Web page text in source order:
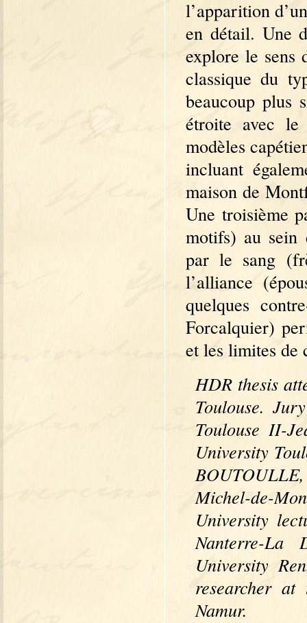
l’apparition
en détail. Une
explore le sens
classique du
beaucoup plus
étroite avec
modèles
incluant
maison de
Une troisième
motifs) au sein
par le sang
l’alliance
quelques
Forcalquier)
et les limites de
HDR thesis
Toulouse.
Toulouse II-
University
Michel-de-
University
Nanterre-La
University
researcher
Namur.